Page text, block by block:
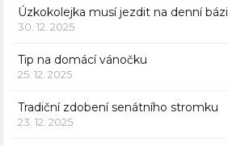
Úzkokolejka musí jezdit na denní bázi
30. 12. 2025
Tip na domácí vánočku
25. 12. 2025
Tradiční zdobení senátního stromku
23. 12. 2025